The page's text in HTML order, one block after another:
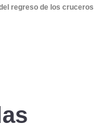
regreso de los cruceros